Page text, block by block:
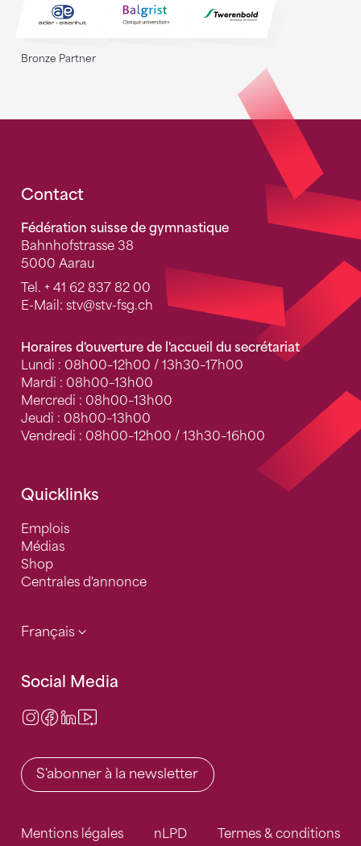
Bronze Partner
Fusszeile
Contact
Fédération suisse de gymnastique
Bahnhofstrasse 38
5000 Aarau
Tel. + 41 62 837 82 00
E-Mail: stv@stv-fsg.ch
Horaires d'ouverture de l'accueil du secrétariat
Lundi : 08h00–12h00 / 13h30–17h00
Mardi : 08h00–13h00
Mercredi : 08h00–13h00
Jeudi : 08h00–13h00
Vendredi : 08h00–12h00 / 13h30–16h00
Quicklinks
Emplois
Médias
Shop
Centrales d'annonce
Français
Social Media
Instagram
Facebook
LinkedIn
S'abonner à la newsletter
Mentions légales nLPD Termes & conditions